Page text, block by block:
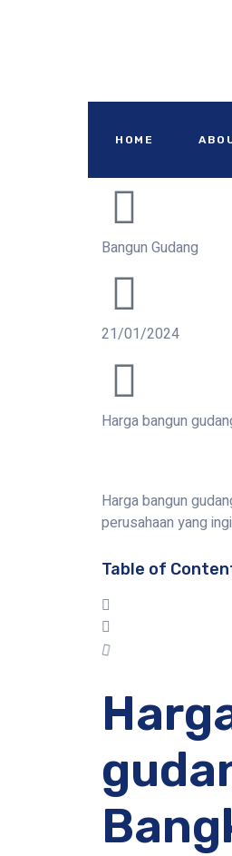
HOME
Harga
Bangun Gudang
21/01/2024
Harga bangun
Harga bangun
perusahaan yang
Table of